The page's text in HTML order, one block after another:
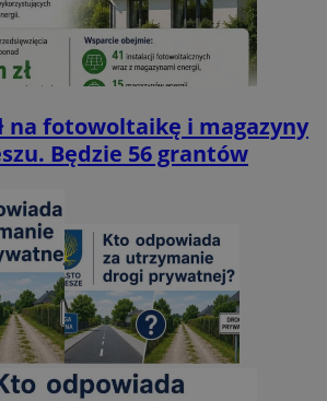
na fotowoltaikę i magazyny
Będzie 56 grantów